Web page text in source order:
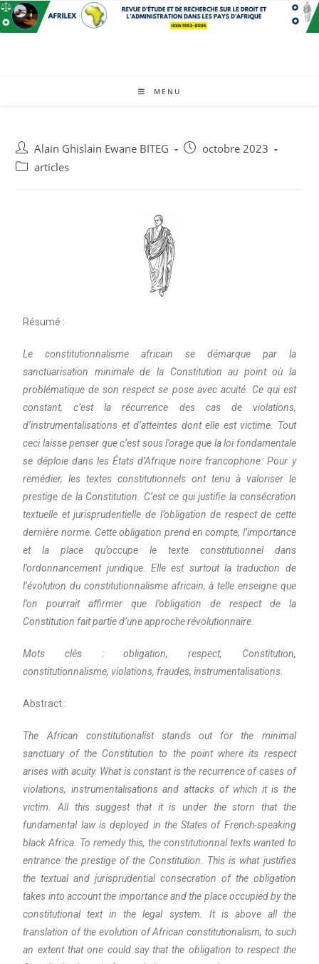
MENU
Alain Ghislain Ewane BITEG
octobre 2023
articles
Résumé :
Le constitutionnalisme africain se démarque par la
sanctuarisation minimale de la Constitution au point où la
problématique de son respect se pose avec acuité. Ce qui est
constant, c’est la récurrence des cas de violations,
d’instrumentalisations et d’atteintes dont elle est victime. Tout
ceci laisse penser que c’est sous l’orage que la loi fondamentale
se déploie dans les États d’Afrique noire francophone. Pour y
remédier, les textes constitutionnels ont tenu à valoriser le
prestige de la Constitution. C’est ce qui justifie la consécration
textuelle et jurisprudentielle de l’obligation de respect de cette
dernière norme. Cette obligation prend en compte, l’importance
et la place qu’occupe le texte constitutionnel dans
l’ordonnancement juridique. Elle est surtout la traduction de
l’évolution du constitutionnalisme africain, à telle enseigne que
l’on pourrait affirmer que l’obligation de respect de la
Constitution fait partie d’une approche révolutionnaire.
Mots clés : obligation, respect, Constitution,
constitutionnalisme, violations, fraudes, instrumentalisations.
Abstract :
The African constitutionalist stands out for the minimal
sanctuary of the Constitution to the point where its respect
arises with acuity. What is constant is the recurrence of cases of
violations, instrumentalisations and attacks of which it is the
victim. All this suggest that it is under the storn that the
fundamental law is deployed in the States of French-speaking
black Africa. To remedy this, the constitutionnal texts wanted to
entrance the prestige of the Constitution. This is what justifies
the textual and jurisprudential consecration of the obligation
takes into account the importance and the place occupied by the
constitutional text in the legal system. It is above all the
translation of the evolution of African constitutionalism, to such
an extent that one could say that the obligation to respect the